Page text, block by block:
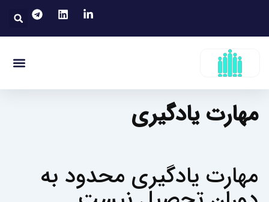
محتوا
منو
مهارت یادگیری
مهارت یادگیری محدود به